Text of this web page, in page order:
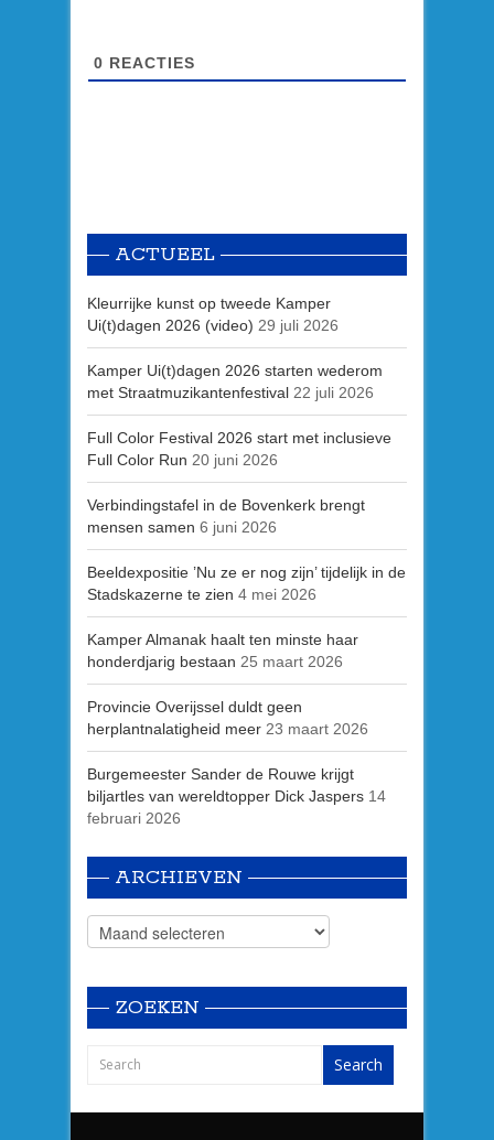
0 REACTIES
ACTUEEL
Kleurrijke kunst op tweede Kamper
Ui(t)dagen 2026 (video) 29 juli 2026
Kamper Ui(t)dagen 2026 starten wederom
met Straatmuzikantenfestival 22 juli 2026
Full Color Festival 2026 start met inclusieve
Full Color Run 20 juni 2026
Verbindingstafel in de Bovenkerk brengt
mensen samen 6 juni 2026
Beeldexpositie ’Nu ze er nog zijn’ tijdelijk in de
Stadskazerne te zien 4 mei 2026
Kamper Almanak haalt ten minste haar
honderdjarig bestaan 25 maart 2026
Provincie Overijssel duldt geen
herplantnalatigheid meer 23 maart 2026
Burgemeester Sander de Rouwe krijgt
biljartles van wereldtopper Dick Jaspers 14
februari 2026
ARCHIEVEN
ZOEKEN